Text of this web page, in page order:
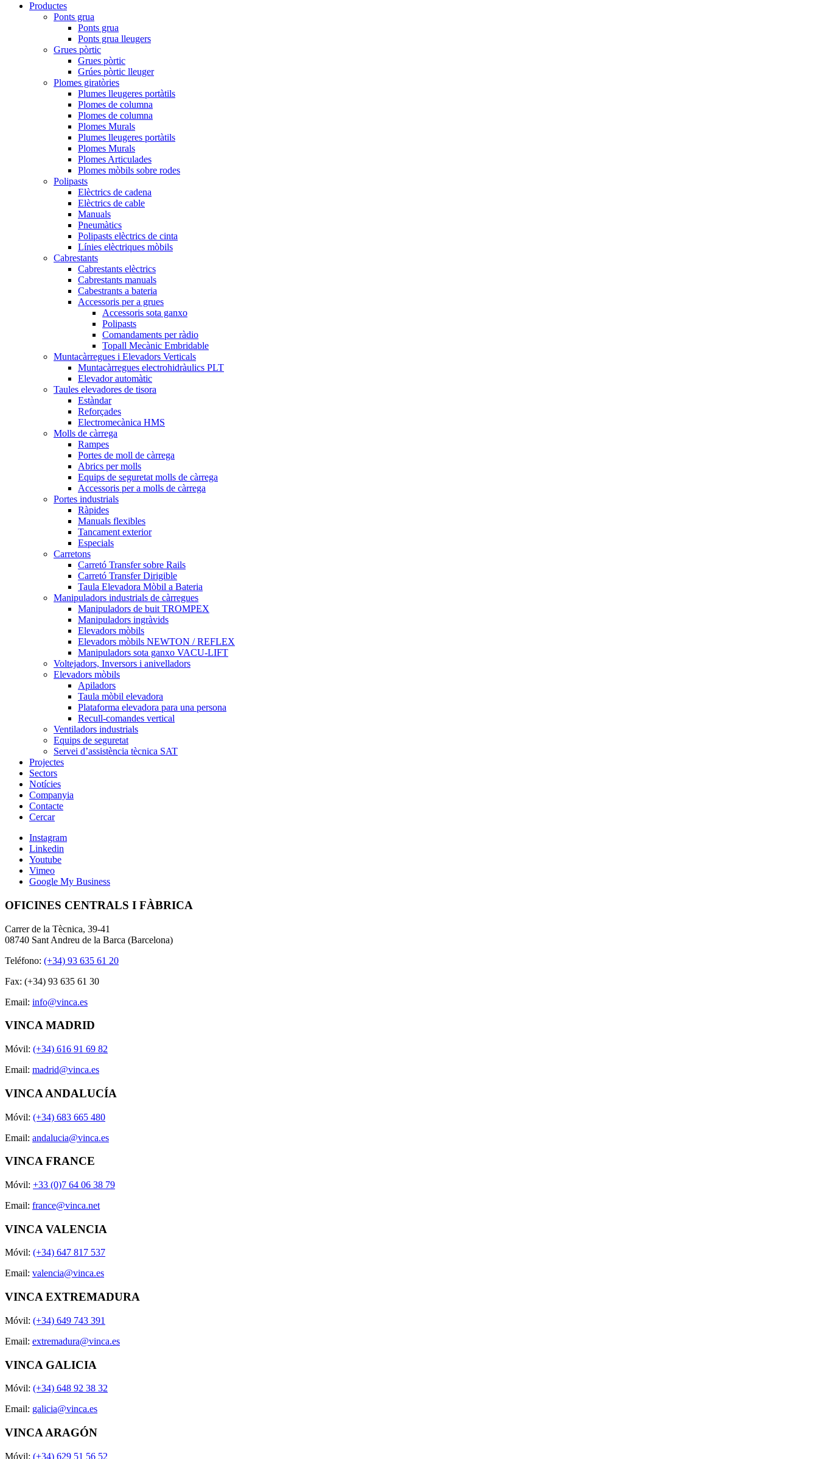
Productes
Ponts grua
Ponts grua
Ponts grua lleugers
Grues pòrtic
Grues pòrtic
Grúes pòrtic lleuger
Plomes giratòries
Plumes lleugeres portàtils
Plomes de columna
Plomes de columna
Plomes Murals
Plumes lleugeres portàtils
Plomes Murals
Plomes Articulades
Plomes mòbils sobre rodes
Polipasts
Elèctrics de cadena
Elèctrics de cable
Manuals
Pneumàtics
Polipasts elèctrics de cinta
Línies elèctriques mòbils
Cabrestants
Cabrestants elèctrics
Cabrestants manuals
Cabestrants a bateria
Accessoris per a grues
Accessoris sota ganxo
Polipasts
Comandaments per ràdio
Topall Mecànic Embridable
Muntacàrregues i Elevadors Verticals
Muntacàrregues electrohidràulics PLT
Elevador automàtic
Taules elevadores de tisora
Estàndar
Reforçades
Electromecànica HMS
Molls de càrrega
Rampes
Portes de moll de càrrega
Abrics per molls
Equips de seguretat molls de càrrega
Accessoris per a molls de càrrega
Portes industrials
Ràpides
Manuals flexibles
Tancament exterior
Especials
Carretons
Carretó Transfer sobre Rails
Carretó Transfer Dirigible
Taula Elevadora Mòbil a Bateria
Manipuladors industrials de càrregues
Manipuladors de buit TROMPEX
Manipuladors ingràvids
Elevadors mòbils
Elevadors mòbils NEWTON / REFLEX
Manipuladors sota ganxo VACU-LIFT
Voltejadors, Inversors i anivelladors
Elevadors mòbils
Apiladors
Taula mòbil elevadora
Plataforma elevadora para una persona
Recull-comandes vertical
Ventiladors industrials
Equips de seguretat
Servei d’assistència tècnica SAT
Projectes
Sectors
Notícies
Companyia
Contacte
Cercar
Instagram
Linkedin
Youtube
Vimeo
Google My Business
OFICINES CENTRALS I FÀBRICA
Carrer de la Tècnica, 39-41
08740 Sant Andreu de la Barca (Barcelona)
Teléfono: (+34) 93 635 61 20
Fax: (+34) 93 635 61 30
Email: info@vinca.es
VINCA MADRID
Móvil: (+34) 616 91 69 82
Email: madrid@vinca.es
VINCA ANDALUCÍA
Móvil: (+34) 683 665 480
Email: andalucia@vinca.es
VINCA FRANCE
Móvil: +33 (0)7 64 06 38 79
Email: france@vinca.net
VINCA VALENCIA
Móvil: (+34) 647 817 537
Email: valencia@vinca.es
VINCA EXTREMADURA
Móvil: (+34) 649 743 391
Email: extremadura@vinca.es
VINCA GALICIA
Móvil: (+34) 648 92 38 32
Email: galicia@vinca.es
VINCA ARAGÓN
Móvil: (+34) 629 51 56 52